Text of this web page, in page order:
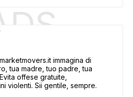
immagina di
tua madre, tuo padre, tua
offese gratuite,
violenti. Sii gentile, sempre.